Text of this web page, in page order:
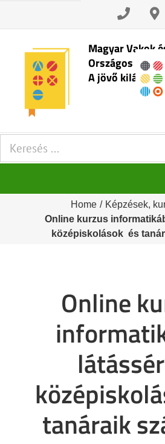
Skip
Magyar Vakok
Országos
A jövő kilátásai
Keresés:
Home / Képzések,
Online kurzus
középiskolások és
Online
tanáraik